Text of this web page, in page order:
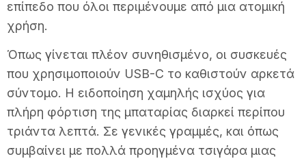
επίπεδο που όλοι περιμένουμε από μια ατομική
χρήση.
Όπως γίνεται πλέον συνηθισμένο, οι συσκευές
που χρησιμοποιούν USB-C το καθιστούν αρκετά
σύντομο. Η ειδοποίηση χαμηλής ισχύος για
πλήρη φόρτιση της μπαταρίας διαρκεί περίπου
τριάντα λεπτά. Σε γενικές γραμμές, και όπως
συμβαίνει με πολλά προηγμένα τσιγάρα μιας